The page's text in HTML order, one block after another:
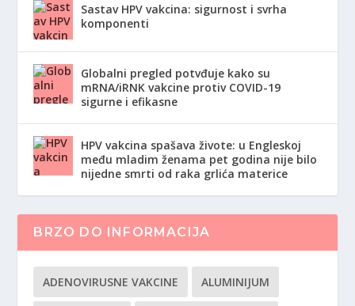
Sastav HPV vakcina: sigurnost i svrha
komponenti
Globalni pregled potvđuje kako su
mRNA/iRNK vakcine protiv COVID-19
sigurne i efikasne
HPV vakcina spašava živote: u Engleskoj
među mladim ženama pet godina nije bilo
nijedne smrti od raka grlića materice
BRZO DO INFORMACIJA
ADENOVIRUSNE VAKCINE ALUMINIJUM